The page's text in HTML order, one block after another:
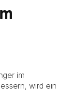
im
wird ein